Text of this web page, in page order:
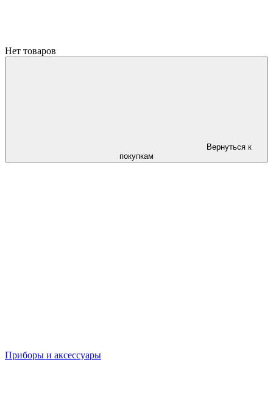
Нет товаров
Вернуться к
покупкам
Приборы и аксессуары